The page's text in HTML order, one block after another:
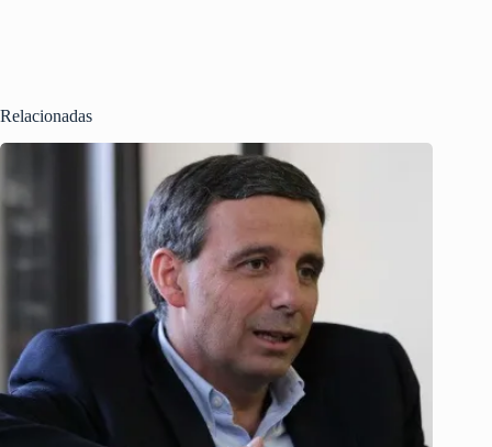
Relacionadas